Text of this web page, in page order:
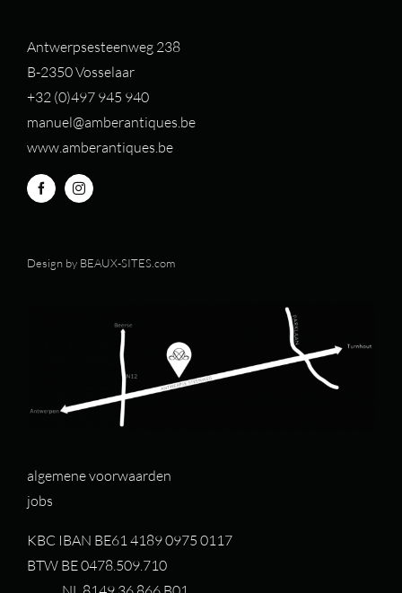
Antwerpsesteenweg 238
B-2350 Vosselaar
+32 (0)497 945 940
manuel@amberantiques.be
www.amberantiques.be
Design by BEAUX-SITES.com
algemene voorwaarden
jobs
KBC IBAN BE61 4189 0975 0117
BTW BE 0478.509.710